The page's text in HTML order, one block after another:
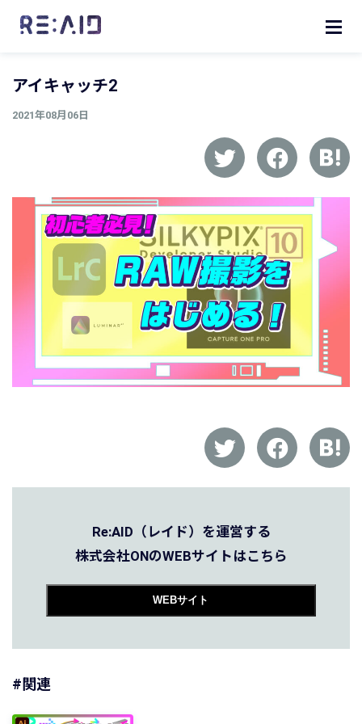
アイキャッチ2
2021年08月06日
Re:AID（レイド）を運営する
株式会社ONのWEBサイトはこちら
WEBサイト
#関連